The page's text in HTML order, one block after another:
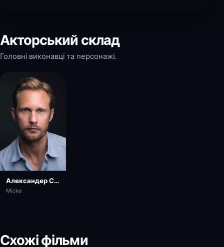
Акторський склад
Головні виконавці та персонажі.
Александер Скашґорд
Micke
Схожі фільми